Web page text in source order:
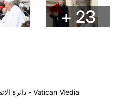
+ 23
Copyright © دائرة الاتصالات - Vatican Media